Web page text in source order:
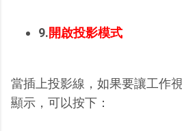
9.開啟投影模式
當插上投影線，如果要讓工作
顯示，可以按下：